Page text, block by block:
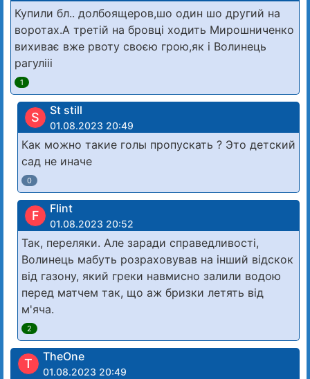
Купили бл.. долбоящеров,шо один шо другий на
воротах.А третій на бровці ходить Мирошниченко
вихиває вже рвоту своєю грою,як і Волинець
рагулііі
1
S St still
01.08.2023 20:49
Как можно такие голы пропускать ? Это детский
сад не иначе
0
F Flint
01.08.2023 20:52
Так, переляки. Але заради справедливості,
Волинець мабуть розраховував на інший відскок
від газону, який греки навмисно залили водою
перед матчем так, що аж бризки летять від
м'яча.
2
T TheOne
01.08.2023 20:49